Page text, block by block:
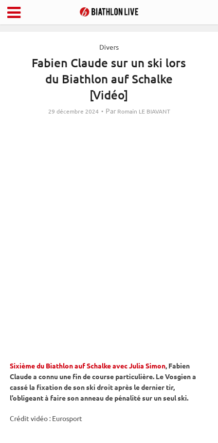
Divers
Fabien Claude sur un ski lors
du Biathlon auf Schalke
[Vidéo]
29 décembre 2024 Par Romain LE BIAVANT
Sixième du Biathlon auf Schalke avec Julia Simon, Fabien
Claude a connu une fin de course particulière. Le Vosgien a
cassé la fixation de son ski droit après le dernier tir,
l’obligeant à faire sonanneau de pénalitésur un seul ski.
Crédit vidéo : Eurosport